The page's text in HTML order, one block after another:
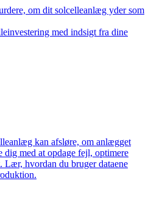
om dit solcelleanlæg yder som
med indsigt fra dine
kan afsløre, om anlægget
med at opdage fejl, optimere
Lær, hvordan du bruger dataene